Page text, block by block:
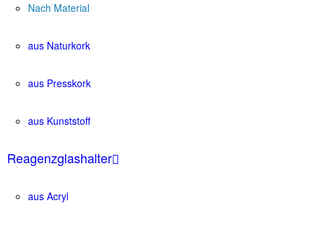
Nach Material
aus Naturkork
aus Presskork
aus Kunststoff
Reagenzglashalter
aus Acryl